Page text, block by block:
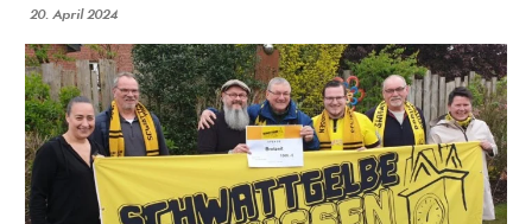
20. April 2024